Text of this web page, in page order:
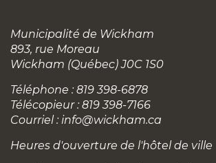
Municipalité de Wickham
893, rue Moreau
Wickham (Québec) J0C 1S0
Téléphone : 819 398-6878
Télécopieur : 819 398-7166
Courriel : info@wickham.ca
Heures d'ouverture de l'hôtel de ville